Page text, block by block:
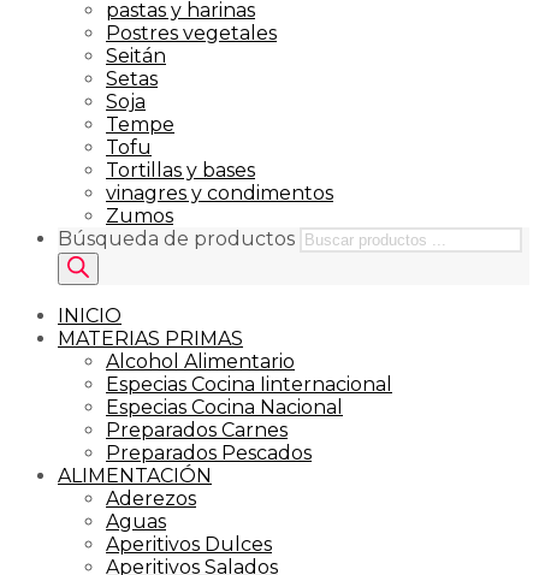
pastas y harinas
Postres vegetales
Seitán
Setas
Soja
Tempe
Tofu
Tortillas y bases
vinagres y condimentos
Zumos
Búsqueda de productos
INICIO
MATERIAS PRIMAS
Alcohol Alimentario
Especias Cocina Iinternacional
Especias Cocina Nacional
Preparados Carnes
Preparados Pescados
ALIMENTACIÓN
Aderezos
Aguas
Aperitivos Dulces
Aperitivos Salados